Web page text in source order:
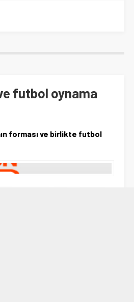
futbol oynama
forması ve birlikte futbol